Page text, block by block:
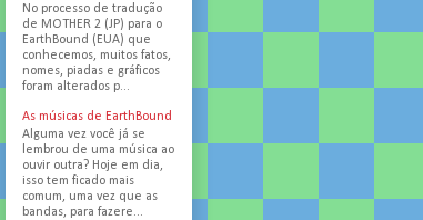
No processo de tradução
de MOTHER 2 (JP) para o
EarthBound (EUA) que
conhecemos, muitos fatos,
nomes, piadas e gráficos
foram alterados p...
As músicas de EarthBound
Alguma vez você já se
lembrou de uma música ao
ouvir outra? Hoje em dia,
isso tem ficado mais
comum, uma vez que as
bandas, para fazere...